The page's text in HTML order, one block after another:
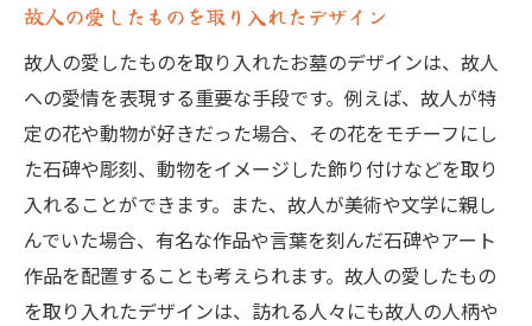
故人の愛したものを取り入れたデザイン
故人の愛したものを取り入れたお墓のデザインは、故人
への愛情を表現する重要な手段です。例えば、故人が特
定の花や動物が好きだった場合、その花をモチーフにし
た石碑や彫刻、動物をイメージした飾り付けなどを取り
入れることができます。また、故人が美術や文学に親し
んでいた場合、有名な作品や言葉を刻んだ石碑やアート
作品を配置することも考えられます。故人の愛したもの
を取り入れたデザインは、訪れる人々にも故人の人柄や